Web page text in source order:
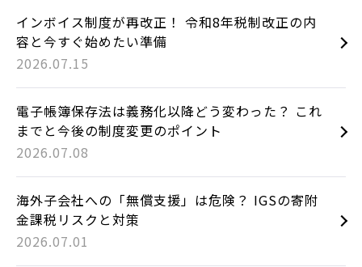
インボイス制度が再改正！ 令和8年税制改正の内
容と今すぐ始めたい準備
2026.07.15
電子帳簿保存法は義務化以降どう変わった？ これ
までと今後の制度変更のポイント
2026.07.08
海外子会社への「無償支援」は危険？ IGSの寄附
金課税リスクと対策
2026.07.01